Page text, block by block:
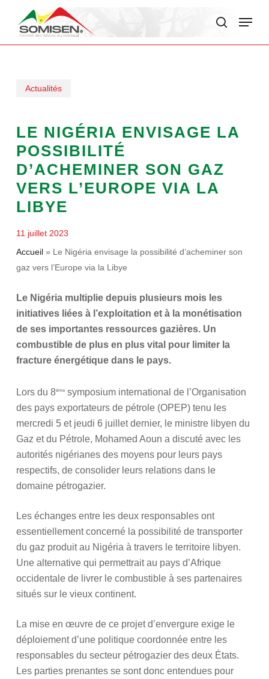
Menu
Actualités
LE NIGÉRIA ENVISAGE LA
POSSIBILITÉ
D’ACHEMINER SON GAZ
VERS L’EUROPE VIA LA
LIBYE
11 juillet 2023
Accueil» Le Nigéria envisage la possibilité d’acheminer son
gaz vers l’Europe via la Libye
Le Nigéria multiplie depuis plusieurs mois les
initiatives liées à l’exploitation et à la monétisation
de ses importantes ressources gazières. Un
combustible de plus en plus vital pour limiter la
fracture énergétique dans le pays.
Lors du 8èmesymposium international de l’Organisation
des pays exportateurs de pétrole (OPEP) tenu les
mercredi 5 et jeudi 6 juillet dernier, le ministre libyen du
Gaz et du Pétrole, Mohamed Aoun a discuté avec les
autorités nigérianes des moyens pour leurs pays
respectifs, de consolider leurs relations dans le
domaine pétrogazier.
Les échanges entre les deux responsables ont
essentiellement concerné la possibilité de transporter
du gaz produit au Nigéria à travers le territoire libyen.
Une alternative qui permettrait au pays d’Afrique
occidentale de livrer le combustible à ses partenaires
situés sur le vieux continent.
La mise en œuvre de ce projet d’envergure exige le
déploiement d’une politique coordonnée entre les
responsables du secteur pétrogazier des deux États.
Les parties prenantes se sont donc entendues pour